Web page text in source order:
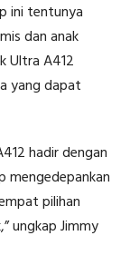
ini tentunya
dan anak
Ultra A412
yang dapat
hadir dengan
mengedepankan
pilihan
ungkap Jimmy